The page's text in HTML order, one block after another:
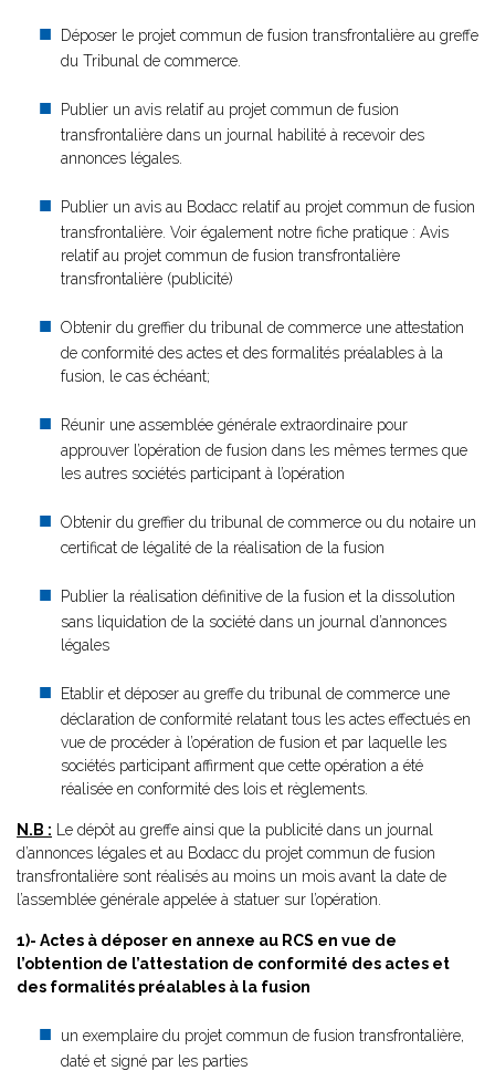
Déposer le projet commun de fusion transfrontalière au greffe
du Tribunal de commerce.
Publier un avis relatif au projet commun de fusion
transfrontalière dans un journal habilité à recevoir des
annonces légales.
Publier un avis au Bodacc relatif au projet commun de fusion
transfrontalière. Voir également notre fiche pratique : Avis
relatif au projet commun de fusion transfrontalière
transfrontalière (publicité)
Obtenir du greffier du tribunal de commerce une attestation
de conformité des actes et des formalités préalables à la
fusion, le cas échéant;
Réunir une assemblée générale extraordinaire pour
approuver l’opération de fusion dans les mêmes termes que
les autres sociétés participant à l’opération
Obtenir du greffier du tribunal de commerce ou du notaire un
certificat de légalité de la réalisation de la fusion
Publier la réalisation définitive de la fusion et la dissolution
sans liquidation de la société dans un journal d’annonces
légales
Etablir et déposer au greffe du tribunal de commerce une
déclaration de conformité relatant tous les actes effectués en
vue de procéder à l’opération de fusion et par laquelle les
sociétés participant affirment que cette opération a été
réalisée en conformité des lois et règlements.
N.B : Le dépôt au greffe ainsi que la publicité dans un journal
d’annonces légales et au Bodacc du projet commun de fusion
transfrontalière sont réalisés au moins un mois avant la date de
l’assemblée générale appelée à statuer sur l’opération.
1)- Actes à déposer en annexe au RCS en vue de
l’obtention de l’attestation de conformité des actes et
des formalités préalables à la fusion
un exemplaire du projet commun de fusion transfrontalière,
daté et signé par les parties